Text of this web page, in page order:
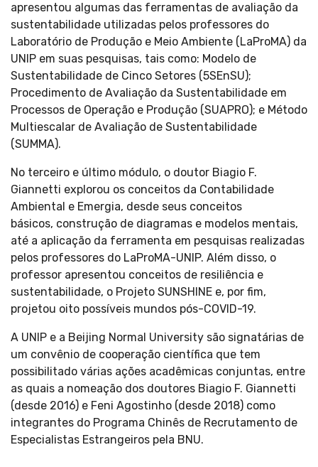
apresentou algumas das ferramentas de avaliação da
sustentabilidade utilizadas pelos professores do
Laboratório de Produção e Meio Ambiente (LaProMA) da
UNIP em suas pesquisas, tais como: Modelo de
Sustentabilidade de Cinco Setores (5SEnSU);
Procedimento de Avaliação da Sustentabilidade em
Processos de Operação e Produção (SUAPRO); e Método
Multiescalar de Avaliação de Sustentabilidade
(SUMMA).
No terceiro e último módulo, o doutor Biagio F.
Giannetti explorou os conceitos da Contabilidade
Ambiental e Emergia, desde seus conceitos
básicos, construção de diagramas e modelos mentais,
até a aplicação da ferramenta em pesquisas realizadas
pelos professores do LaProMA-UNIP. Além disso, o
professor apresentou conceitos de resiliência e
sustentabilidade, o Projeto SUNSHINE e, por fim,
projetou oito possíveis mundos pós-COVID-19.
A UNIP e a Beijing Normal University são signatárias de
um convênio de cooperação científica que tem
possibilitado várias ações acadêmicas conjuntas, entre
as quais a nomeação dos doutores Biagio F. Giannetti
(desde 2016) e Feni Agostinho (desde 2018) como
integrantes do Programa Chinês de Recrutamento de
Especialistas Estrangeiros pela BNU.